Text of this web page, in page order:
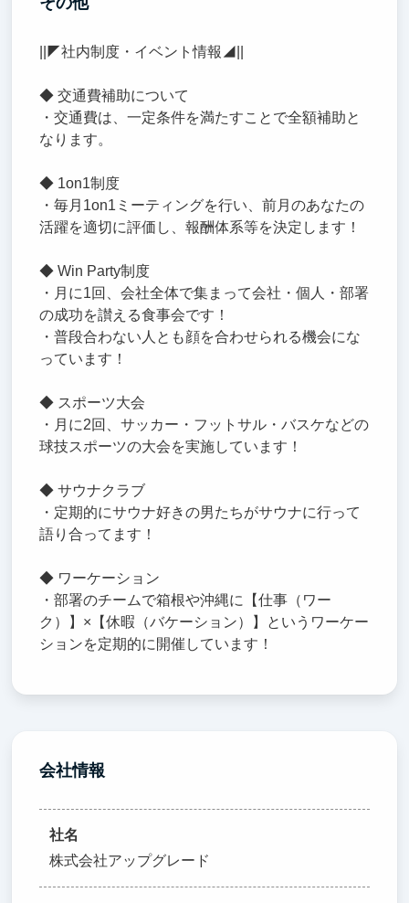
||◤社内制度・イベント情報◢||
◆ 交通費補助について
・交通費は、一定条件を満たすことで全額補助と
なります。
◆ 1on1制度
・毎月1on1ミーティングを行い、前月のあなたの
活躍を適切に評価し、報酬体系等を決定します！
◆ Win Party制度
・月に1回、会社全体で集まって会社・個人・部署
の成功を讃える食事会です！
・普段合わない人とも顔を合わせられる機会にな
っています！
◆ スポーツ大会
・月に2回、サッカー・フットサル・バスケなどの
球技スポーツの大会を実施しています！
◆ サウナクラブ
・定期的にサウナ好きの男たちがサウナに行って
語り合ってます！
◆ ワーケーション
・部署のチームで箱根や沖縄に【仕事（ワー
ク）】×【休暇（バケーション）】というワーケー
ションを定期的に開催しています！
会社情報
社名
株式会社アップグレード